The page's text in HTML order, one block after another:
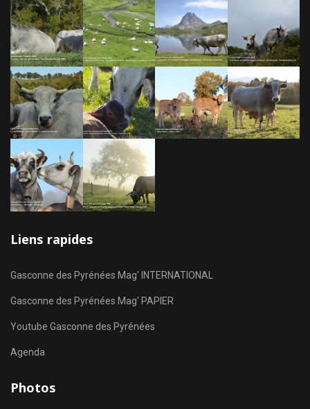
Liens rapides
Gasconne des Pyrénées Mag' INTERNATIONAL
Gasconne des Pyrénées Mag' PAPIER
Youtube Gasconne des Pyrénées
Agenda
Photos